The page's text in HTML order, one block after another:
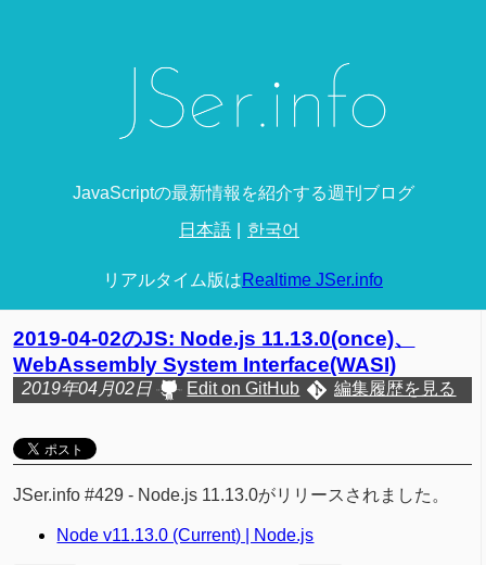
JavaScriptの最新情報を紹介する週刊ブログ
日本語 한국어
リアルタイム版はRealtime JSer.info
2019-04-02のJS: Node.js 11.13.0(once)、
WebAssembly System Interface(WASI)
2019年04月02日 Edit on GitHub 編集履歴を見る
JSer.info #429 - Node.js 11.13.0がリリースされました。
Node v11.13.0 (Current) | Node.js